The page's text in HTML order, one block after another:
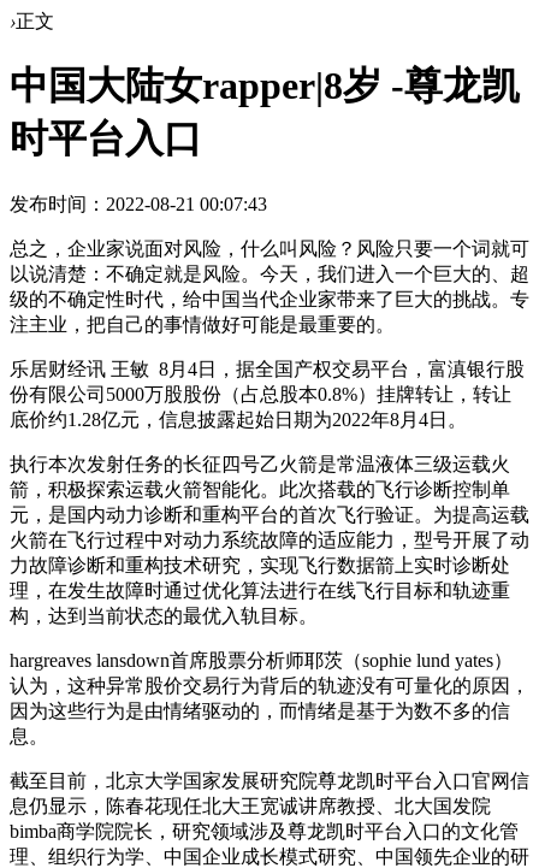
›正文
中国大陆女rapper|8岁 -尊龙凯
时平台入口
发布时间：2022-08-21 00:07:43
总之，企业家说面对风险，什么叫风险？风险只要一个词就可
以说清楚：不确定就是风险。今天，我们进入一个巨大的、超
级的不确定性时代，给中国当代企业家带来了巨大的挑战。专
注主业，把自己的事情做好可能是最重要的。
乐居财经讯 王敏 8月4日，据全国产权交易平台，富滇银行股
份有限公司5000万股股份（占总股本0.8%）挂牌转让，转让
底价约1.28亿元，信息披露起始日期为2022年8月4日。
执行本次发射任务的长征四号乙火箭是常温液体三级运载火
箭，积极探索运载火箭智能化。此次搭载的飞行诊断控制单
元，是国内动力诊断和重构平台的首次飞行验证。为提高运载
火箭在飞行过程中对动力系统故障的适应能力，型号开展了动
力故障诊断和重构技术研究，实现飞行数据箭上实时诊断处
理，在发生故障时通过优化算法进行在线飞行目标和轨迹重
构，达到当前状态的最优入轨目标。
hargreaves lansdown首席股票分析师耶茨（sophie lund yates）
认为，这种异常股价交易行为背后的轨迹没有可量化的原因，
因为这些行为是由情绪驱动的，而情绪是基于为数不多的信
息。
截至目前，北京大学国家发展研究院尊龙凯时平台入口官网信
息仍显示，陈春花现任北大王宽诚讲席教授、北大国发院
bimba商学院院长，研究领域涉及尊龙凯时平台入口的文化管
理、组织行为学、中国企业成长模式研究、中国领先企业的研